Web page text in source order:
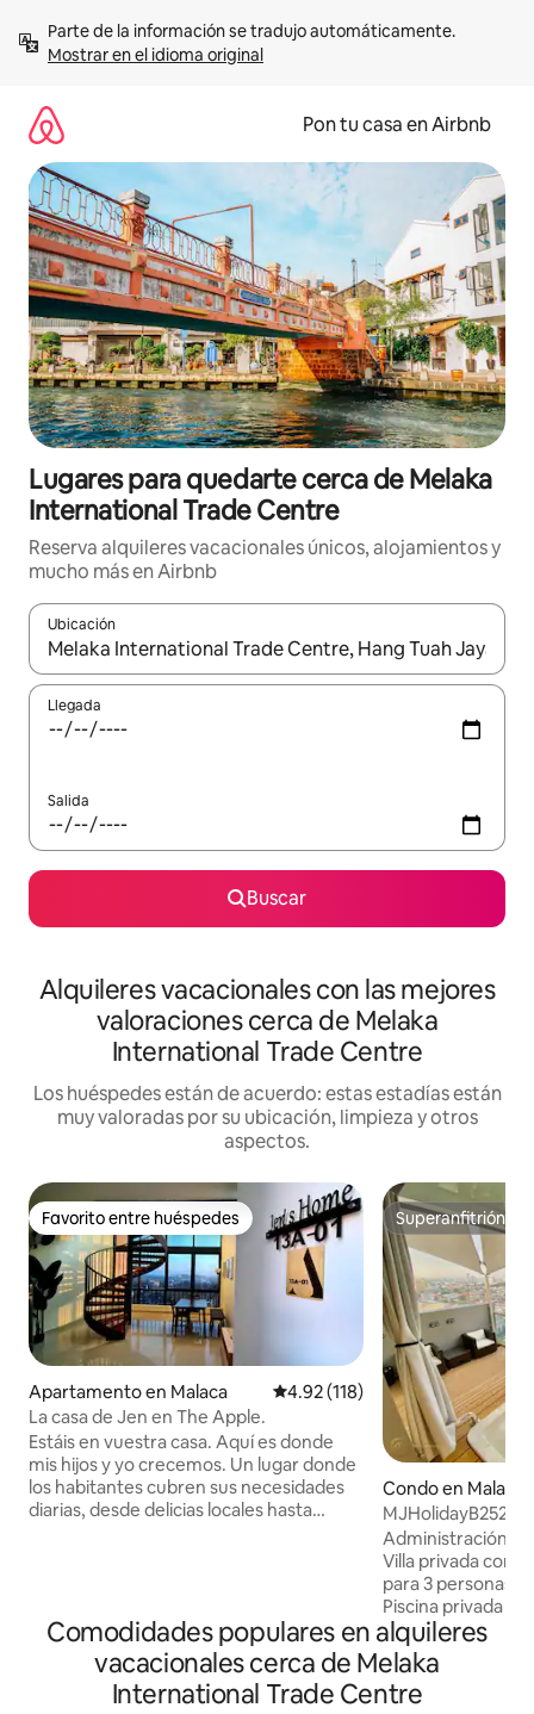
contenidoMostrar en el idioma original
Pon tu casa en Airbnb
Lugares para quedarte cerca de Melaka
International Trade Centre
Reserva alquileres vacacionales únicos, alojamientos y
mucho más en Airbnb
Ubicación
Cuando los resultados estén disponibles, navega con las
Llegada
Salida
Buscar
Alquileres vacacionales con las mejores
valoraciones cerca de Melaka
International Trade Centre
Los huéspedes están de acuerdo: estas estadías están
muy valoradas por su ubicación, limpieza y otros
aspectos.
Favorito entre huéspedes
Favorito entre huéspedes
Apartamento en Malaca Calificación promedio: 4.92 de
4.92 (118)
La casa de Jen en The Apple.
Estáis en vuestra casa. Aquí es donde
mis hijos y yo crecemos. Un lugar donde
los habitantes cubren sus necesidades
diarias, desde delicias locales hasta
La piscina, el parque infantil, los espacios
abiertos y el entorno seguro. En la casa
de Jen, instalamos rejillas de seguridad a
la altura de la cintura en todos los
Superanfitrión
Superanfitrión
Condo en Malaca
MJHolidayB2529
Jacuzzi privado
Administración
Villa privada con
para 3 personas
Piscina privada
completa a la
con bañera de
agua a
de 1 cama con
Comodidades populares en alquileres
vacacionales cerca de Melaka
International Trade Centre